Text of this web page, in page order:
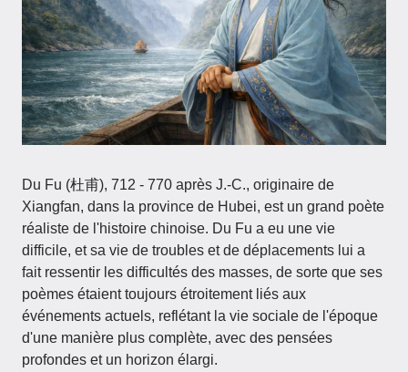
Du Fu (杜甫), 712 - 770 après J.-C., originaire de
Xiangfan, dans la province de Hubei, est un grand poète
réaliste de l'histoire chinoise. Du Fu a eu une vie
difficile, et sa vie de troubles et de déplacements lui a
fait ressentir les difficultés des masses, de sorte que ses
poèmes étaient toujours étroitement liés aux
événements actuels, reflétant la vie sociale de l'époque
d'une manière plus complète, avec des pensées
profondes et un horizon élargi.